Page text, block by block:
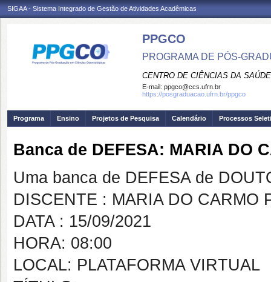
SIGAA - Sistema Integrado de Gestão de Atividades Acadêmicas
PPGCO
PROGRAMA DE PÓS-
CENTRO DE CIÊNCIAS DA SAÚDE
E-mail: ppgco@ccs.ufrn.br
https://posgraduacao.ufrn.br/ppgco
Programa Ensino Projetos de Pesquisa Calendário Processos
Banca de DEFESA: MARIA DO
Uma banca de DEFESA de
DISCENTE : MARIA DO CARMO
DATA : 15/09/2021
HORA: 08:00
LOCAL: PLATAFORMA VIRTUAL